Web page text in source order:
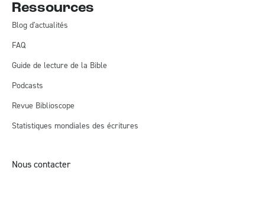
Ressources
Blog d'actualités
FAQ
Guide de lecture de la Bible
Podcasts
Revue Biblioscope
Statistiques mondiales des écritures
Nous contacter